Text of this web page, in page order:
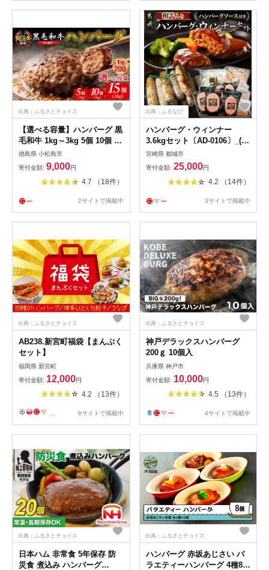
出典：ふるさとチョイス
【選べる容量】ハンバーグ 黒
毛和牛 1kg～3kg 5個 10個 15
個 国産 阿波牛 使用 合い挽き
1個 200g 惣菜 冷凍 ハンバー
グ はんばーぐ 肉 おかず 簡単
調理 徳島 小松島
徳島県 小松島市
寄付金額: 9,000円
4.7 （18件）
2サイトで掲載中
出典：ふるなび
ハンバーグ・ウィンナー
3.6kgセット〔AD-0106〕_(都
城市) 和牛入りハンバーグ
(160g×10枚) ハンバーグソー
ス付き スモークウインナー
(1kg) /ホワイトウインナー (1
ず
宮崎県 都城市
寄付金額: 25,000円
4.2 （14件）
3サイトで掲載中
出典：ふるさとチョイス
AB238.新宮町福袋【まんぷく
セット】
福岡県 新宮町
寄付金額: 12,000円
4.2 （13件）
6サイトで掲載中
出典：ふるさとチョイス
神戸デラックスハンバーグ
200ｇ 10個入
兵庫県 神戸市
寄付金額: 10,000円
4.5 （13件）
4サイトで掲載中
出典：ふるさとチョイス
日本ハム 非常食 5年保存 防
災食 煮込み ハンバーグ
出典：ふるさとチョイス
ハンバーグ 赤坂あじさい バ
ラエティーハンバーグ 4種8個